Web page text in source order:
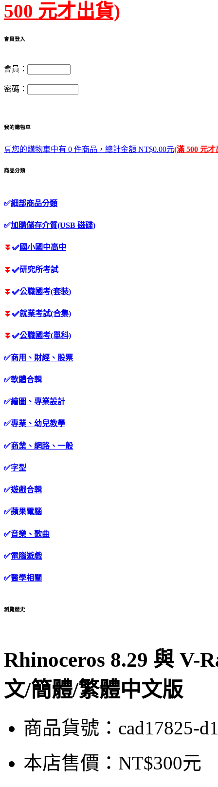
500 元才出貨)
會員登入
會員：
密碼：
我的購物車
🛒您的購物車中有 0 件商品，總計金額 NT$0.00元(滿 500 元才
商品分類
✅細部商品分類
✅加購儲存介質(USB 磁碟)
⏬ ✅國小國中高中
⏬ ✅研究所考試
⏬ ✅公職國考(套裝)
⏬ ✅就業考試(合集)
⏬ ✅公職國考(單科)
✅商用、財經、股票
✅軟體合輯
✅繪圖、專業設計
✅專業、幼兒教學
✅商業、網路、一般
✅字型
✅遊戲合輯
✅蘋果電腦
✅音樂、歌曲
✅電腦遊戲
✅醫學相關
瀏覽歷史
Rhinoceros 8.29 與 V-
文/簡體/繁體中文版
商品貨號：cad17825-
本店售價： NT$300元